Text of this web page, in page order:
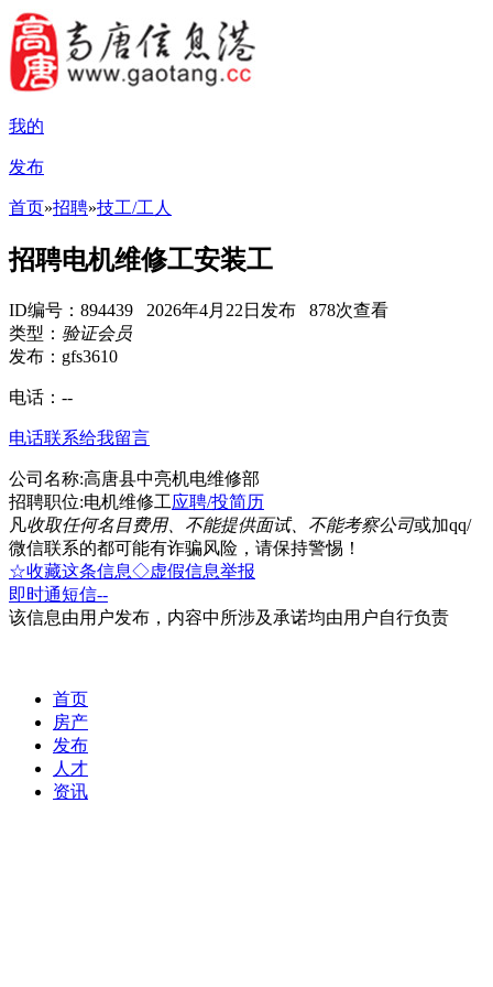
我的
发布
首页»招聘»技工/工人
招聘电机维修工安装工
ID编号：894439 2026年4月22日发布 878次查看
类型： 验证会员
发布：gfs3610
电话： --
电话联系给我留言
公司名称:高唐县中亮机电维修部
招聘职位:电机维修工应聘/投简历
凡收取任何名目费用、不能提供面试、不能考察公司或加qq/
微信联系的都可能有诈骗风险，请保持警惕！
☆收藏这条信息◇虚假信息举报
即时通短信--
该信息由用户发布，内容中所涉及承诺均由用户自行负责
首页
房产
发布
人才
资讯